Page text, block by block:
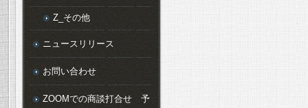
Z_その他
ニュースリリース
お問い合わせ
ZOOMでの商談打合せ 予